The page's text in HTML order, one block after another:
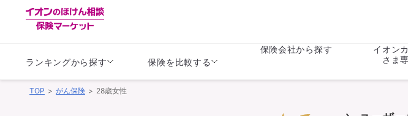
ランキングから探す 保険を比較する
保険会社から探す
イオン
さま
TOP がん保険 28歳女性